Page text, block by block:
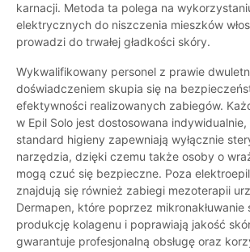
karnacji. Metoda ta polega na
elektrycznych do niszczenia mieszków
prowadzi do trwałej gładkości skóry.
Wykwalifikowany personel z prawie
doświadczeniem skupia się na
efektywności realizowanych zabiegów.
w Epil Solo jest dostosowana
standard higieny zapewniają wyłącznie
narzędzia, dzięki czemu także osoby o
mogą czuć się bezpieczne. Poza
znajdują się również zabiegi mezoterapii
Dermapen, które poprzez mikronakłuwanie
produkcję kolagenu i poprawiają jakość
gwarantuje profesjonalną obsługę oraz